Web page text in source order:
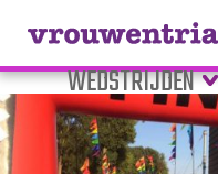
WEDSTRIJDEN
Tag Archive: